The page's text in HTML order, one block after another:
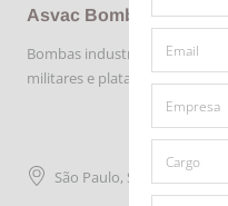
Asvac Bombas Ltda.
Bombas industriais e navais.
militares e plataformas de
São Paulo, SP